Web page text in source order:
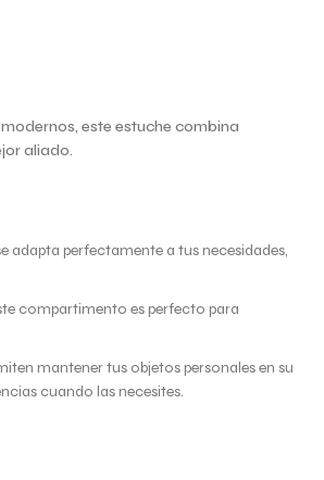
este estuche combina
aliado.
adapta perfectamente a tus necesidades,
compartimento es perfecto para
mantener tus objetos personales en su
cuando las necesites.